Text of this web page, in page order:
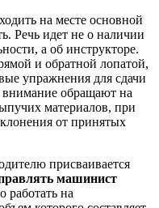
на месте основной
Речь идет не о наличии
а об инструкторе.
и обратной лопатой,
упражнения для сдачи
обращают на
материалов, при
от принятых
присваивается
машинист
работать на